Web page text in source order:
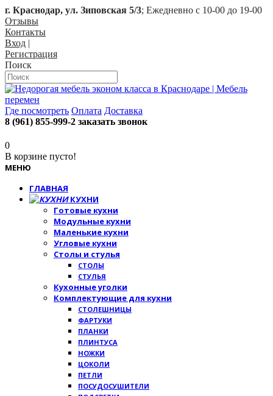
г. Краснодар, ул. Зиповская 5/3; Ежедневно с 10-00 до 19-00
Отзывы
Контакты
Вход |
Регистрация
Поиск
Где посмотреть Оплата Доставка
8 (961) 855-999-2 заказать звонок
0
В корзине пусто!
МЕНЮ
ГЛАВНАЯ
КУХНИ
Готовые кухни
Модульные кухни
Маленькие кухни
Угловые кухни
Столы и стулья
СТОЛЫ
СТУЛЬЯ
Кухонные уголки
Комплектующие для кухни
СТОЛЕШНИЦЫ
ФАРТУКИ
ПЛАНКИ
ПЛИНТУСА
НОЖКИ
ЦОКОЛИ
ПЕТЛИ
ПОСУДОСУШИТЕЛИ